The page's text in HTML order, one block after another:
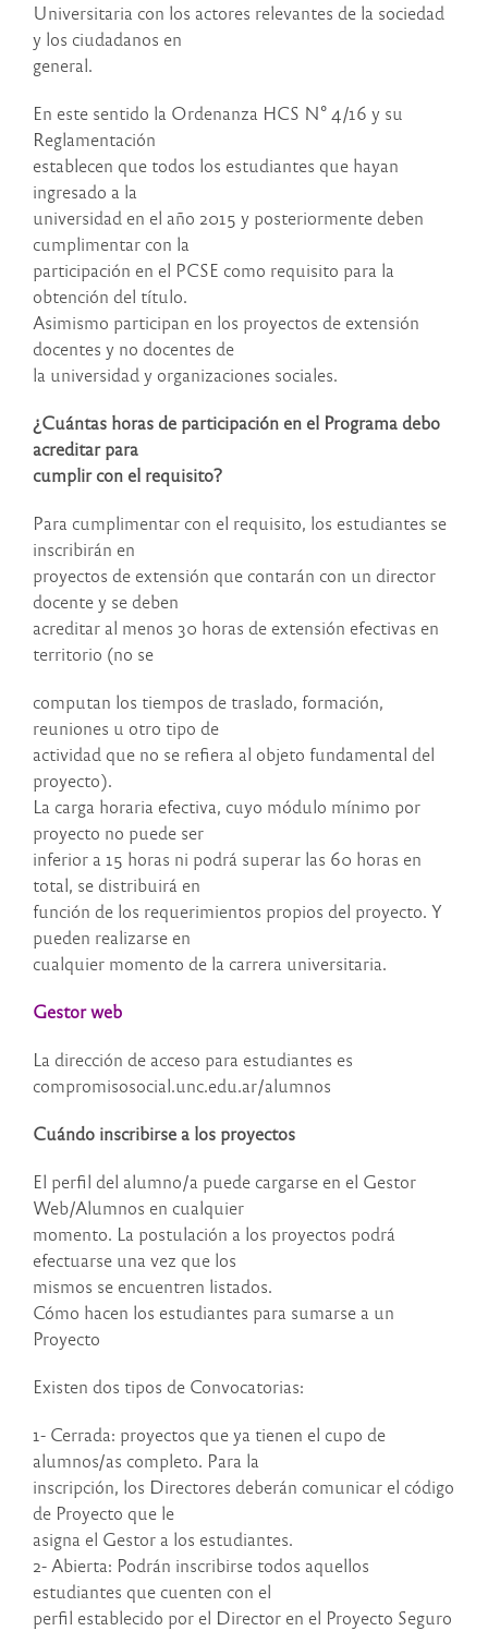
Universitaria con los actores relevantes de la sociedad
y los ciudadanos en
general.
En este sentido la Ordenanza HCS N° 4/16 y su
Reglamentación
establecen que todos los estudiantes que hayan
ingresado a la
universidad en el año 2015 y posteriormente deben
cumplimentar con la
participación en el PCSE como requisito para la
obtención del título.
Asimismo participan en los proyectos de extensión
docentes y no docentes de
la universidad y organizaciones sociales.
¿Cuántas horas de participación en el Programa debo
acreditar para
cumplir con el requisito?
Para cumplimentar con el requisito, los estudiantes se
inscribirán en
proyectos de extensión que contarán con un director
docente y se deben
acreditar al menos 30 horas de extensión efectivas en
territorio (no se
computan los tiempos de traslado, formación,
reuniones u otro tipo de
actividad que no se refiera al objeto fundamental del
proyecto).
La carga horaria efectiva, cuyo módulo mínimo por
proyecto no puede ser
inferior a 15 horas ni podrá superar las 60 horas en
total, se distribuirá en
función de los requerimientos propios del proyecto. Y
pueden realizarse en
cualquier momento de la carrera universitaria.
Gestor web
La dirección de acceso para estudiantes es
compromisosocial.unc.edu.ar/alumnos
Cuándo inscribirse a los proyectos
El perfil del alumno/a puede cargarse en el Gestor
Web/Alumnos en cualquier
momento. La postulación a los proyectos podrá
efectuarse una vez que los
mismos se encuentren listados.
Cómo hacen los estudiantes para sumarse a un
Proyecto
Existen dos tipos de Convocatorias:
1- Cerrada: proyectos que ya tienen el cupo de
alumnos/as completo. Para la
inscripción, los Directores deberán comunicar el código
de Proyecto que le
asigna el Gestor a los estudiantes.
2- Abierta: Podrán inscribirse todos aquellos
estudiantes que cuenten con el
perfil establecido por el Director en el Proyecto Seguro